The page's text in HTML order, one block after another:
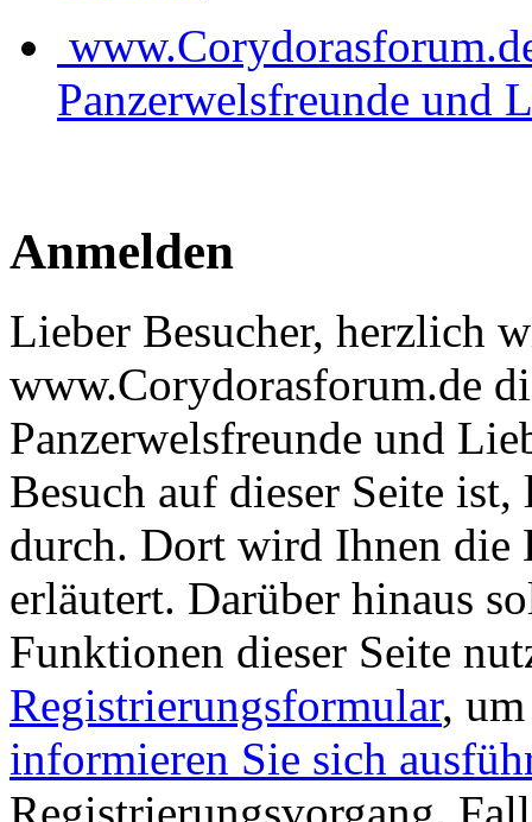
Panzerwelsfreunde und
Anmelden
Lieber Besucher, herzlich
www.Corydorasforum.de
Panzerwelsfreunde und
Besuch auf dieser Seite
durch. Dort wird Ihnen die
erläutert. Darüber hinaus
Funktionen dieser Seite
Registrierungsformular,
informieren Sie sich
Registrierungsvorgang.